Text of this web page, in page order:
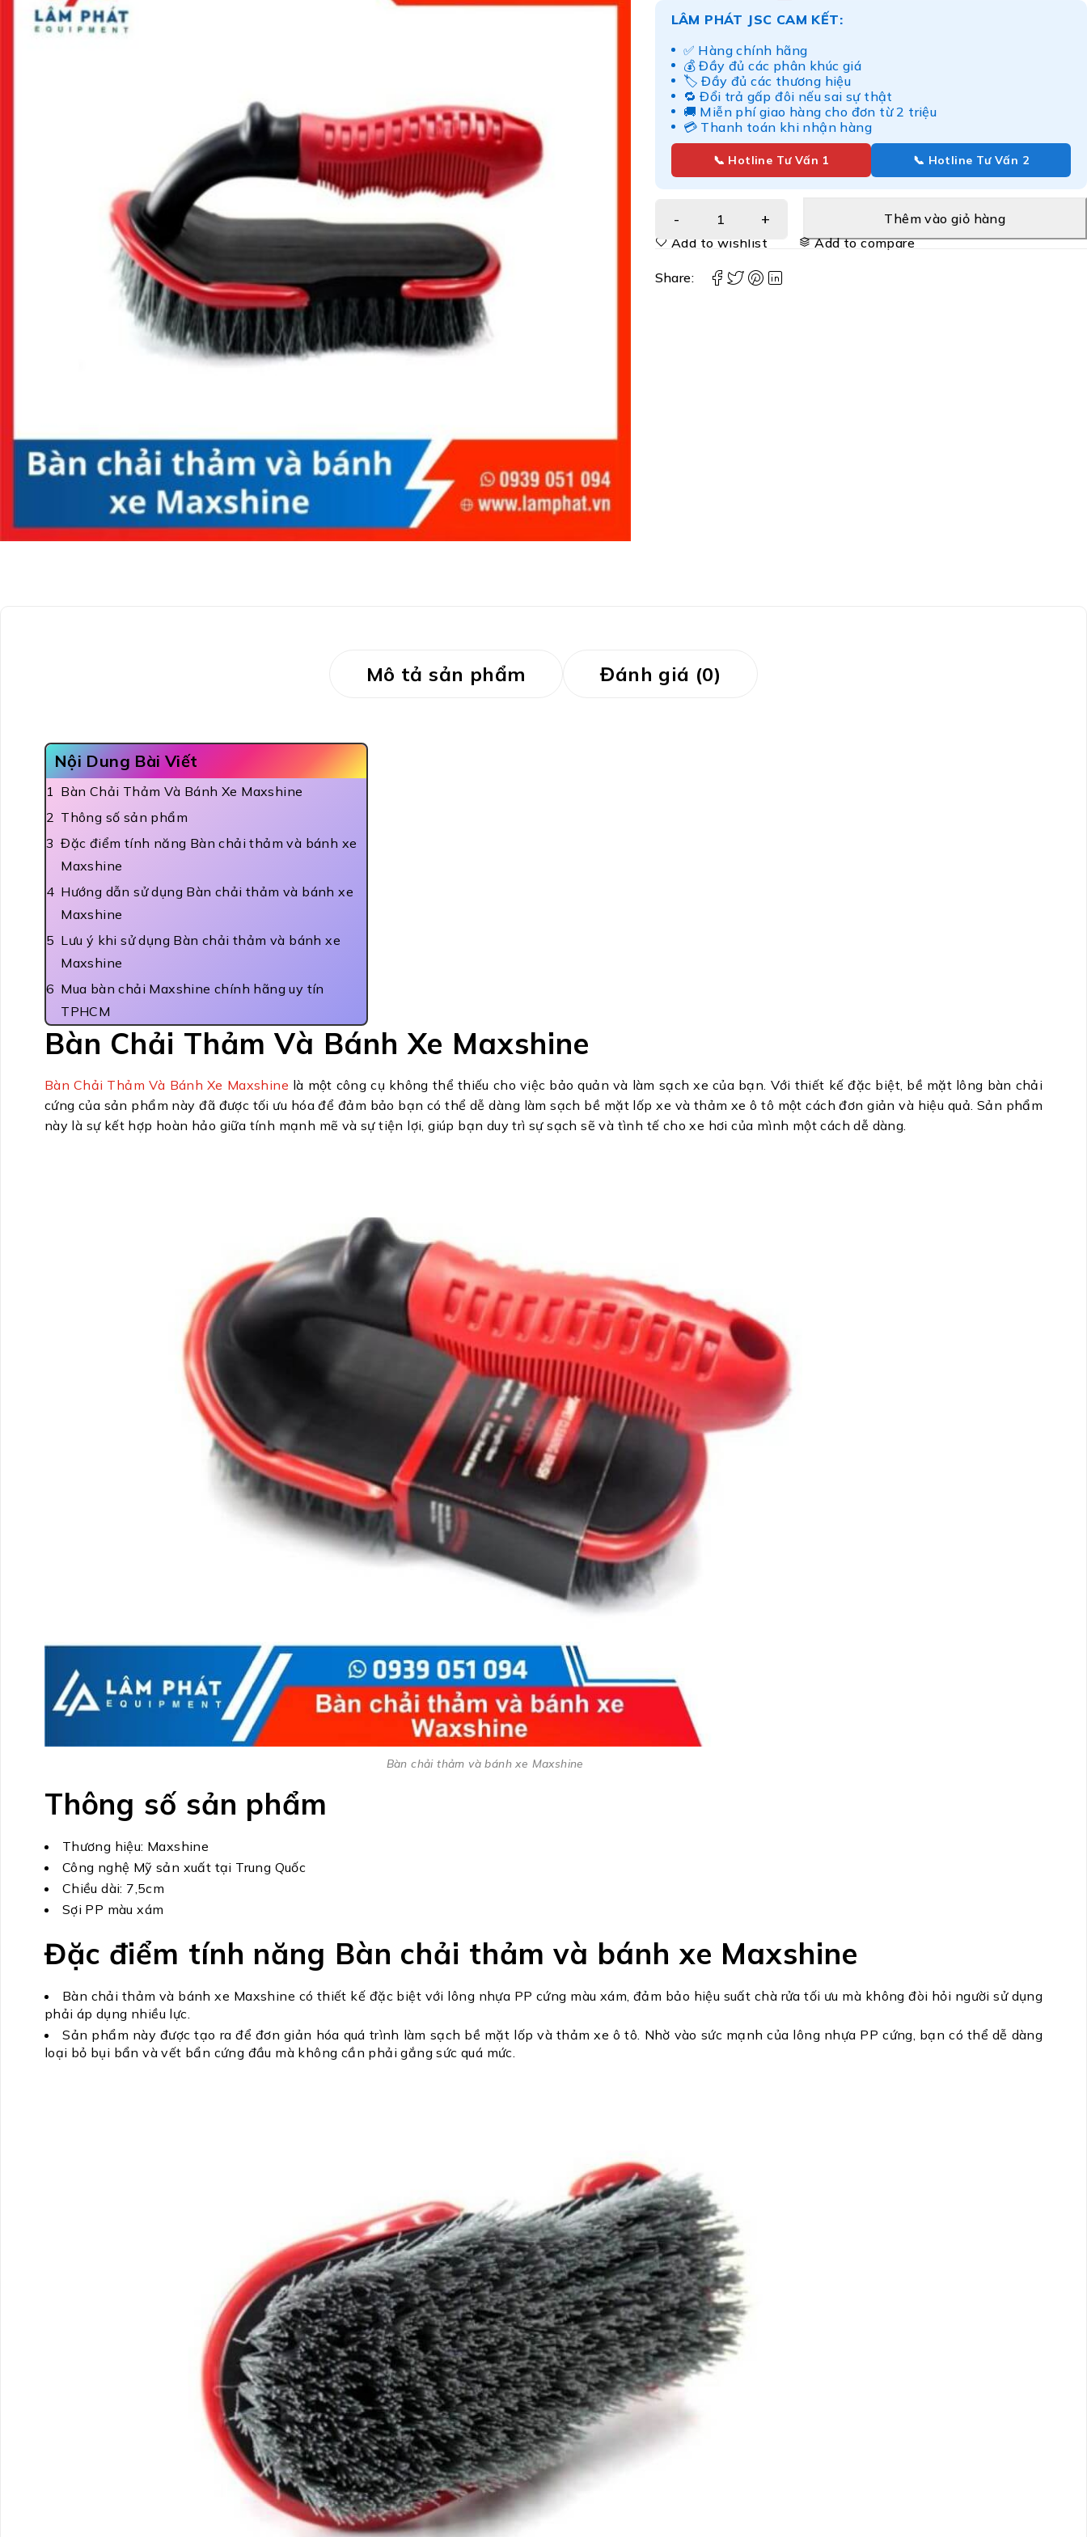
LÂM PHÁT JSC CAM KẾT:
✅ Hàng chính hãng
💰 Đầy đủ các phân khúc giá
🏷️ Đầy đủ các thương hiệu
🔁 Đổi trả gấp đôi nếu sai sự thật
🚚 Miễn phí giao hàng cho đơn từ 2 triệu
💳 Thanh toán khi nhận hàng
📞 Hotline Tư Vấn 1 📞 Hotline Tư Vấn 2
Thêm vào giỏ hàng
Add to wishlist
Add to compare
Share:
Mô tả sản phẩm Đánh giá (0)
Nội Dung Bài Viết
Bàn Chải Thảm Và Bánh Xe Maxshine
Thông số sản phẩm
Đặc điểm tính năng Bàn chải thảm và bánh xe
Maxshine
Hướng dẫn sử dụng Bàn chải thảm và bánh xe
Maxshine
Lưu ý khi sử dụng Bàn chải thảm và bánh xe
Maxshine
Mua bàn chải Maxshine chính hãng uy tín
TPHCM
Bàn Chải Thảm Và Bánh Xe Maxshine
Bàn Chải Thảm Và Bánh Xe Maxshine là một công cụ không thể thiếu cho việc bảo quản và làm sạch xe của bạn. Với thiết kế đặc biệt, bề mặt lông bàn chải
cứng của sản phẩm này đã được tối ưu hóa để đảm bảo bạn có thể dễ dàng làm sạch bề mặt lốp xe và thảm xe ô tô một cách đơn giản và hiệu quả. Sản phẩm
này là sự kết hợp hoàn hảo giữa tính mạnh mẽ và sự tiện lợi, giúp bạn duy trì sự sạch sẽ và tình tế cho xe hơi của mình một cách dễ dàng.
Bàn chải thảm và bánh xe Maxshine
Thông số sản phẩm
Thương hiệu: Maxshine
Công nghệ Mỹ sản xuất tại Trung Quốc
Chiều dài: 7,5cm
Sợi PP màu xám
Đặc điểm tính năng Bàn chải thảm và bánh xe Maxshine
Bàn chải thảm và bánh xe Maxshine có thiết kế đặc biệt với lông nhựa PP cứng màu xám, đảm bảo hiệu suất chà rửa tối ưu mà không đòi hỏi người sử dụng
phải áp dụng nhiều lực.
Sản phẩm này được tạo ra để đơn giản hóa quá trình làm sạch bề mặt lốp và thảm xe ô tô. Nhờ vào sức mạnh của lông nhựa PP cứng, bạn có thể dễ dàng
loại bỏ bụi bẩn và vết bẩn cứng đầu mà không cần phải gắng sức quá mức.